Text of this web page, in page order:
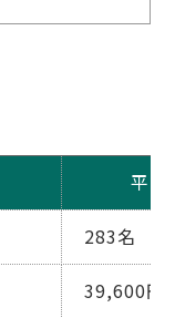
平日
283名
39,600円